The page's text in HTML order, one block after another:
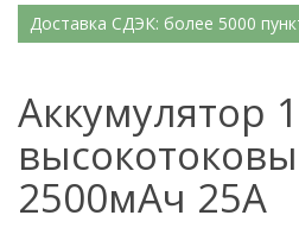
Доставка СДЭК: более 5000
Аккумулятор
2500мАч 25А